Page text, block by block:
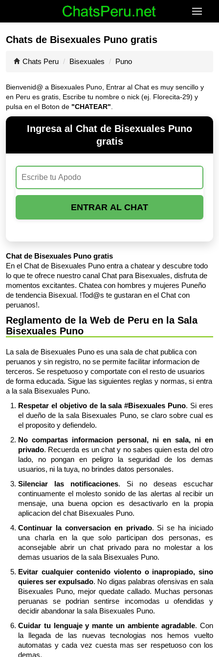
Chats de Bisexuales Puno gratis
Chats Peru Bisexuales Puno
Bienvenid@ a Bisexuales Puno, Entrar al Chat es muy sencillo y
en Peru es gratis, Escribe tu nombre o nick (ej. Florecita-29) y
pulsa en el Boton de "CHATEAR"
Ingresa al Chat de Bisexuales Puno
gratis
ENTRAR AL CHAT
Chat de Bisexuales Puno gratis
En el Chat de Bisexuales Puno entra a chatear y descubre todo
lo que te ofrece nuestro canal Chat para Bisexuales, disfruta de
momentos excitantes. Chatea con hombres y mujeres Puneño
de tendencia Bisexual. !Tod@s te gustaran en el Chat con
peruanos!.
Reglamento de la Web de Peru en la Sala
Bisexuales Puno
La sala de Bisexuales Puno es una sala de chat publica con
peruanos y sin registro, no se permite facilitar informacion de
terceros. Se respetuoso y comportate con el resto de usuarios
de forma educada. Sigue las siguientes reglas y normas, si entra
a la sala Bisexuales Puno.
Respetar el objetivo de la sala #Bisexuales Puno. Si eres
el dueño de la sala Bisexuales Puno, se claro sobre cual es
el proposito y defiendelo.
No compartas informacion personal, ni en sala, ni en
privado. Recuerda es un chat y no sabes quien esta del otro
lado, no pongan en peligro la seguridad de los demas
usuarios, ni la tuya, no brindes datos personales.
Silenciar las notificaciones. Si no deseas escuchar
continuamente el molesto sonido de las alertas al recibir un
mensaje, una buena opcion es desactivarlo en la propia
aplicacion del chat Bisexuales Puno.
Continuar la conversacion en privado. Si se ha iniciado
una charla en la que solo participan dos personas, es
aconsejable abrir un chat privado para no molestar a los
demas usuarios de la sala Bisexuales Puno.
Evitar cualquier contenido violento o inapropiado, sino
quieres ser expulsado. No digas palabras ofensivas en sala
Bisexuales Puno, mejor quedate callado. Muchas personas
peruanas se podrian sentirse incomodas u ofendidas y
decidir abandonar la sala Bisexuales Puno.
Cuidar tu lenguaje y mante un ambiente agradable. Con
la llegada de las nuevas tecnologias nos hemos vuelto
automatas y cada vez cuesta mas ser respetuoso con los
demas.